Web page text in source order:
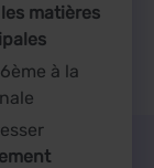
les matières
à la